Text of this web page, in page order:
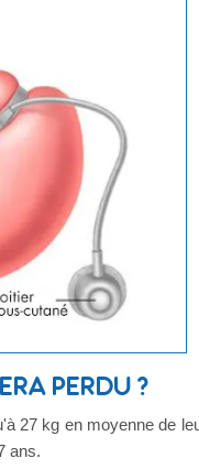
PERDU ?
27 kg en moyenne de
ans.